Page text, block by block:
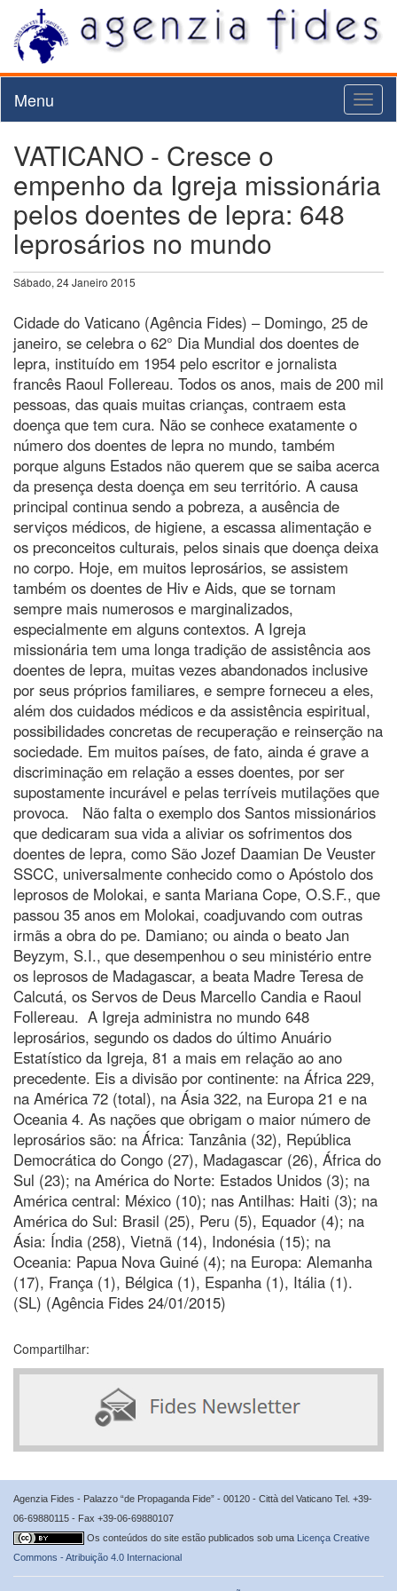
Menu
VATICANO - Cresce o
empenho da Igreja missionária
pelos doentes de lepra: 648
leprosários no mundo
Sábado, 24 Janeiro 2015
Cidade do Vaticano (Agência Fides) – Domingo, 25 de
janeiro, se celebra o 62° Dia Mundial dos doentes de
lepra, instituído em 1954 pelo escritor e jornalista
francês Raoul Follereau. Todos os anos, mais de 200 mil
pessoas, das quais muitas crianças, contraem esta
doença que tem cura. Não se conhece exatamente o
número dos doentes de lepra no mundo, também
porque alguns Estados não querem que se saiba acerca
da presença desta doença em seu território. A causa
principal continua sendo a pobreza, a ausência de
serviços médicos, de higiene, a escassa alimentação e
os preconceitos culturais, pelos sinais que doença deixa
no corpo. Hoje, em muitos leprosários, se assistem
também os doentes de Hiv e Aids, que se tornam
sempre mais numerosos e marginalizados,
especialmente em alguns contextos. A Igreja
missionária tem uma longa tradição de assistência aos
doentes de lepra, muitas vezes abandonados inclusive
por seus próprios familiares, e sempre forneceu a eles,
além dos cuidados médicos e da assistência espiritual,
possibilidades concretas de recuperação e reinserção na
sociedade. Em muitos países, de fato, ainda é grave a
discriminação em relação a esses doentes, por ser
supostamente incurável e pelas terríveis mutilações que
provoca. Não falta o exemplo dos Santos missionários
que dedicaram sua vida a aliviar os sofrimentos dos
doentes de lepra, como São Jozef Daamian De Veuster
SSCC, universalmente conhecido como o Apóstolo dos
leprosos de Molokai, e santa Mariana Cope, O.S.F., que
passou 35 anos em Molokai, coadjuvando com outras
irmãs a obra do pe. Damiano; ou ainda o beato Jan
Beyzym, S.I., que desempenhou o seu ministério entre
os leprosos de Madagascar, a beata Madre Teresa de
Calcutá, os Servos de Deus Marcello Candia e Raoul
Follereau. A Igreja administra no mundo 648
leprosários, segundo os dados do último Anuário
Estatístico da Igreja, 81 a mais em relação ao ano
precedente. Eis a divisão por continente: na África 229,
na América 72 (total), na Ásia 322, na Europa 21 e na
Oceania 4. As nações que obrigam o maior número de
leprosários são: na África: Tanzânia (32), República
Democrática do Congo (27), Madagascar (26), África do
Sul (23); na América do Norte: Estados Unidos (3); na
América central: México (10); nas Antilhas: Haiti (3); na
América do Sul: Brasil (25), Peru (5), Equador (4); na
Ásia: Índia (258), Vietnã (14), Indonésia (15); na
Oceania: Papua Nova Guiné (4); na Europa: Alemanha
(17), França (1), Bélgica (1), Espanha (1), Itália (1).
(SL) (Agência Fides 24/01/2015)
Compartilhar:
Agenzia Fides - Palazzo “de Propaganda Fide” - 00120 - Città del Vaticano Tel. +39-
06-69880115 - Fax +39-06-69880107
Os conteúdos do site estão publicados sob uma Licença Creative
Commons - Atribuição 4.0 Internacional